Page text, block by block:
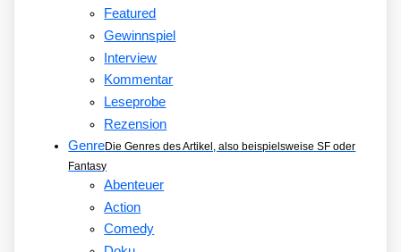
Featured
Gewinnspiel
Interview
Kommentar
Leseprobe
Rezension
GenreDie Genres des Artikel, also beispielsweise SF oder
Fantasy
Abenteuer
Action
Comedy